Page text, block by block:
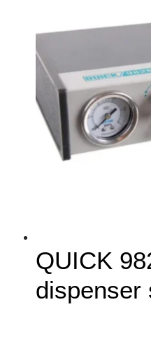
QUICK
dispenser